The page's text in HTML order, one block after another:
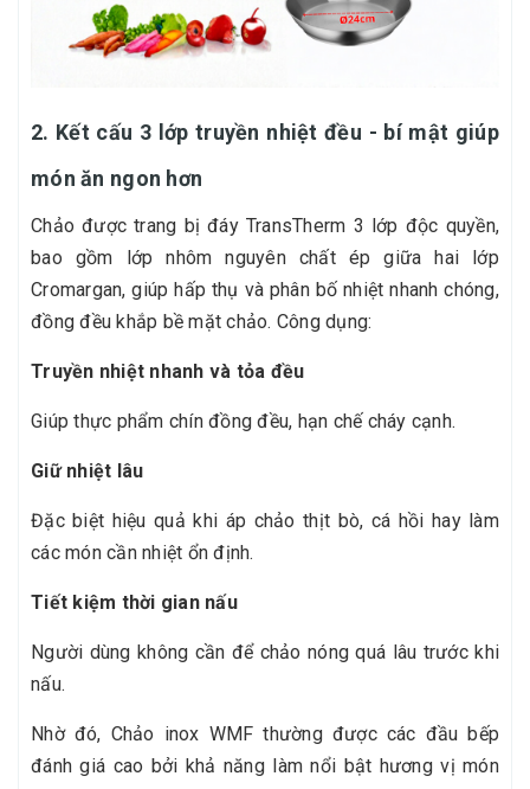
2. Kết cấu 3 lớp truyền nhiệt đều - bí mật giúp
món ăn ngon hơn
Chảo được trang bị đáy TransTherm 3 lớp độc quyền,
bao gồm lớp nhôm nguyên chất ép giữa hai lớp
Cromargan, giúp hấp thụ và phân bố nhiệt nhanh chóng,
đồng đều khắp bề mặt chảo. Công dụng:
Truyền nhiệt nhanh và tỏa đều
Giúp thực phẩm chín đồng đều, hạn chế cháy cạnh.
Giữ nhiệt lâu
Đặc biệt hiệu quả khi áp chảo thịt bò, cá hồi hay làm
các món cần nhiệt ổn định.
Tiết kiệm thời gian nấu
Người dùng không cần để chảo nóng quá lâu trước khi
nấu.
Nhờ đó, Chảo inox WMF thường được các đầu bếp
đánh giá cao bởi khả năng làm nổi bật hương vị món